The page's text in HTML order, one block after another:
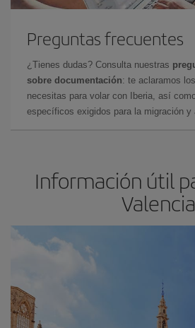
Preguntas frecuentes
¿Tienes dudas? Consulta nuestras
sobre documentación: te aclaramos
necesitas para volar con Iberia, así
específicos exigidos para la migración y
Información útil
Valencia